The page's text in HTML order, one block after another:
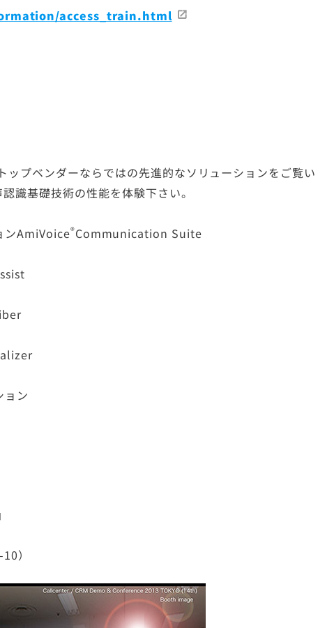
access_train.html
プベンダーならではの先進的なソリューションをご覧い
識基礎技術の性能を体験下さい。
ンAmiVoice®Communication Suite
ョン
）